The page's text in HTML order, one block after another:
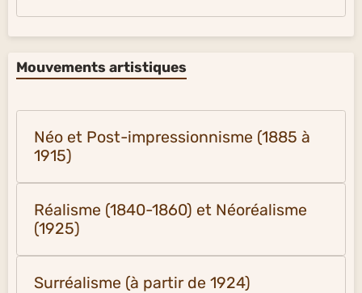
Mouvements artistiques
Néo et Post-impressionnisme (1885 à
1915)
Réalisme (1840-1860) et Néoréalisme
(1925)
Surréalisme (à partir de 1924)